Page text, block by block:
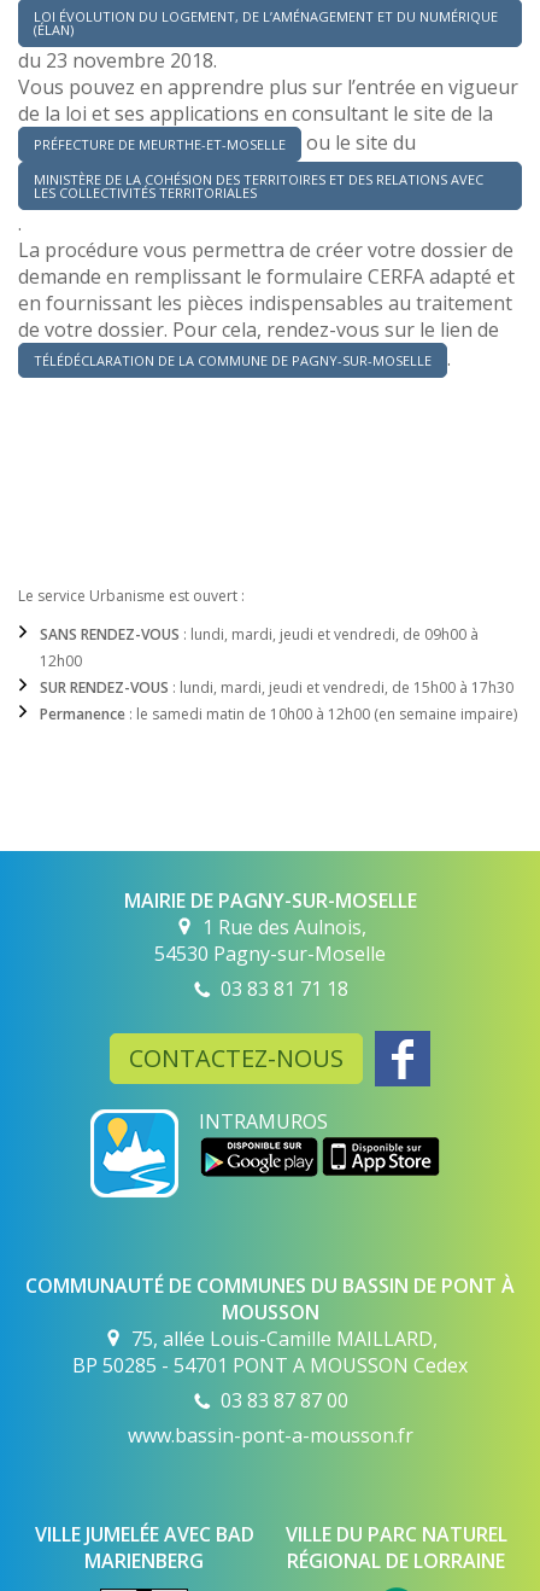
LOI ÉVOLUTION DU LOGEMENT, DE L’AMÉNAGEMENT ET DU NUMÉRIQUE
(ÉLAN)
du 23 novembre 2018.
Vous pouvez en apprendre plus sur l’entrée en vigueur
de la loi et ses applications en consultant le site de la
PRÉFECTURE DE MEURTHE-ET-MOSELLE ou le site du
MINISTÈRE DE LA COHÉSION DES TERRITOIRES ET DES RELATIONS AVEC
LES COLLECTIVITÉS TERRITORIALES
.
La procédure vous permettra de créer votre dossier de
demande en remplissant le formulaire CERFA adapté et
en fournissant les pièces indispensables au traitement
de votre dossier. Pour cela, rendez-vous sur le lien de
TÉLÉDÉCLARATION DE LA COMMUNE DE PAGNY-SUR-MOSELLE .
Le service Urbanisme est ouvert :
SANS RENDEZ-VOUS : lundi, mardi, jeudi et vendredi, de 09h00 à
12h00
SUR RENDEZ-VOUS : lundi, mardi, jeudi et vendredi, de 15h00 à 17h30
Permanence : le samedi matin de 10h00 à 12h00 (en semaine impaire)
MAIRIE DE PAGNY-SUR-MOSELLE
1 Rue des Aulnois,
54530 Pagny-sur-Moselle
03 83 81 71 18
CONTACTEZ-NOUS
INTRAMUROS
COMMUNAUTÉ DE COMMUNES DU BASSIN DE PONT À
MOUSSON
75, allée Louis-Camille MAILLARD,
BP 50285 - 54701 PONT A MOUSSON Cedex
03 83 87 87 00
www.bassin-pont-a-mousson.fr
VILLE JUMELÉE AVEC BAD
MARIENBERG
VILLE DU PARC NATUREL
RÉGIONAL DE LORRAINE